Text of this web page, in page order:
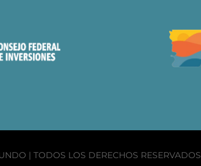
| TODOS LOS DERECHOS RESERVADOS